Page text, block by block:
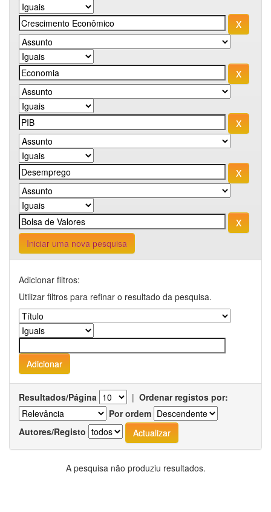
Iniciar uma nova pesquisa
Adicionar filtros:
Utilizar filtros para refinar o resultado da pesquisa.
Resultados/Página | Ordenar registos por:
Por ordem
Autores/Registo
A pesquisa não produziu resultados.